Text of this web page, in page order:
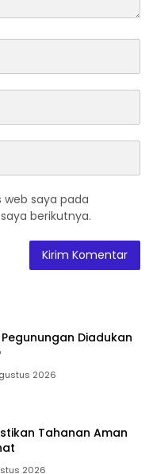
saya pada
berikutnya.
Diadukan
2026
Tahanan Aman
2026